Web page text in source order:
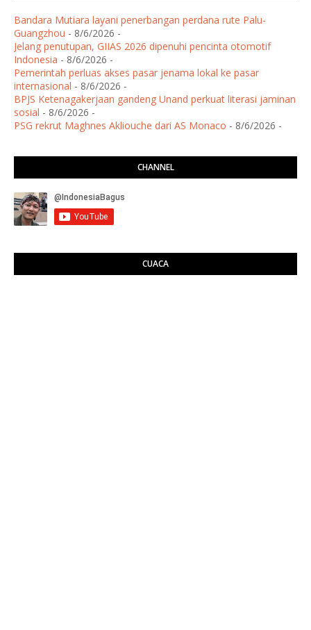
Bandara Mutiara layani penerbangan perdana rute Palu-
Guangzhou - 8/6/2026 -
Jelang penutupan, GIIAS 2026 dipenuhi pencinta otomotif
Indonesia - 8/6/2026 -
Pemerintah perluas akses pasar jenama lokal ke pasar
internasional - 8/6/2026 -
BPJS Ketenagakerjaan gandeng Unand perkuat literasi jaminan
sosial - 8/6/2026 -
PSG rekrut Maghnes Akliouche dari AS Monaco - 8/6/2026 -
CHANNEL
CUACA